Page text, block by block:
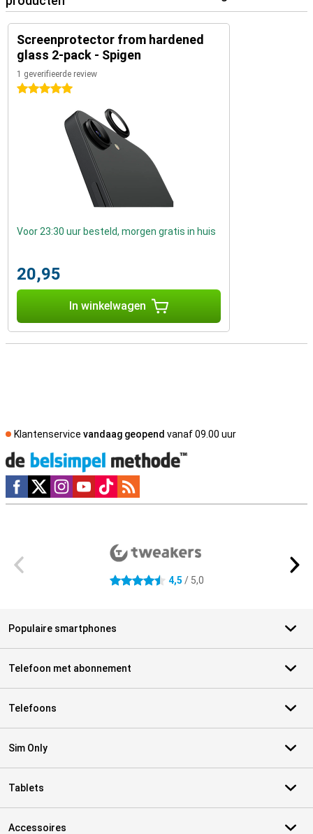
Screenprotector from hardened
glass 2-pack - Spigen
1 geverifieerde review
5 sterren
Voor 23:30 uur besteld, morgen gratis in huis
20,95
In winkelwagen
Klantenservice vandaag geopend vanaf 09.00 uur
Social media
4.5 sterren 4,5 / 5,0
Populaire smartphones
Telefoon met abonnement
Telefoons
Sim Only
Tablets
Accessoires